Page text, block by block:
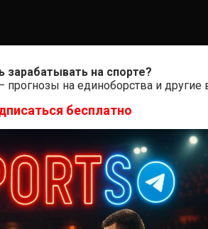
события и мира
Далее
зарабатывать на спорте?
прогнозы на единоборства и
бесплатно